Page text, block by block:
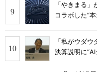
「やきまる
コラボした“
「私がウダ
決算説明に